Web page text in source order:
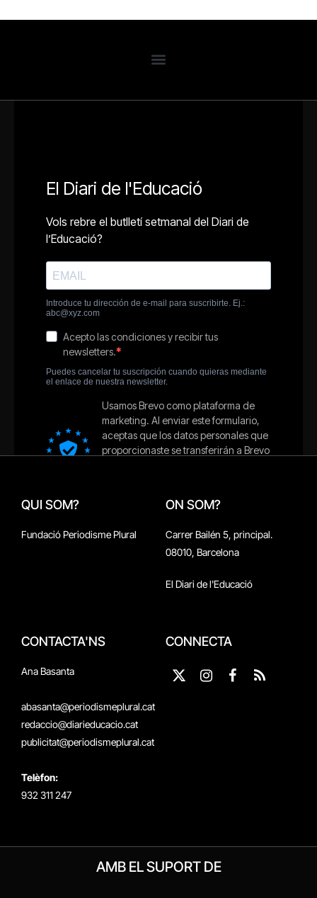
QUI SOM?
Fundació Periodisme Plural
ON SOM?
Carrer Bailén 5, principal.
08010, Barcelona
El Diari de l'Educació
CONTACTA'NS
Ana Basanta
abasanta@periodismeplural.cat
redaccio@diarieducacio.cat
publicitat@periodismeplural.cat
Telèfon:
932 311 247
CONNECTA
X
InstagramFacebook
RSS
AMB EL SUPORT DE